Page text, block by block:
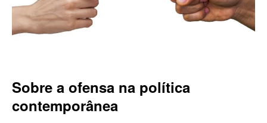
Sobre a ofensa na política
contemporânea